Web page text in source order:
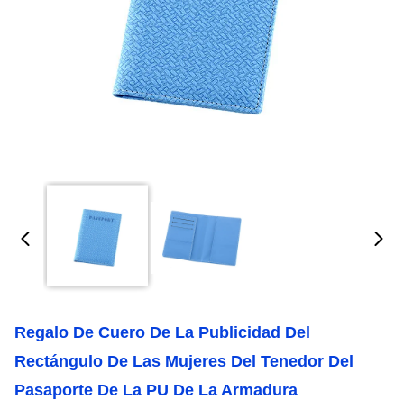
Regalo De Cuero De La Publicidad Del
Rectángulo De Las Mujeres Del Tenedor Del
Pasaporte De La PU De La Armadura